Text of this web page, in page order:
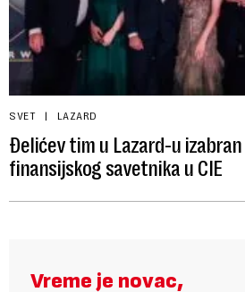
SVET LAZARD
Đelićev tim u Lazard-u
finansijskog savetnika u CIE
Vreme je novac,